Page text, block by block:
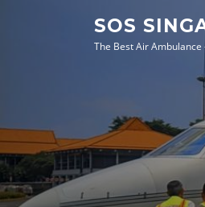
SOS
The Best Air